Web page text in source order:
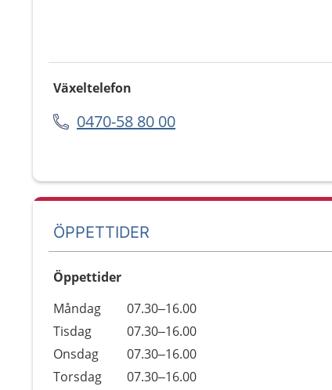
Växeltelefon
0470-58 80 00
ÖPPETTIDER
Öppettider
Dag
Öppettider
Kommentarer
Måndag
07.30–16.00
Tisdag
07.30–16.00
Onsdag
07.30–16.00
Torsdag
07.30–16.00